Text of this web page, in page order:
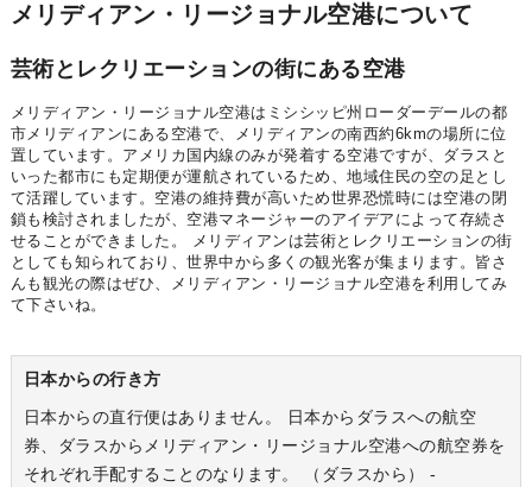
メリディアン・リージョナル空港について
芸術とレクリエーションの街にある空港
メリディアン・リージョナル空港はミシシッピ州ローダーデールの都
市メリディアンにある空港で、メリディアンの南西約6kmの場所に位
置しています。アメリカ国内線のみが発着する空港ですが、ダラスと
いった都市にも定期便が運航されているため、地域住民の空の足とし
て活躍しています。空港の維持費が高いため世界恐慌時には空港の閉
鎖も検討されましたが、空港マネージャーのアイデアによって存続さ
せることができました。 メリディアンは芸術とレクリエーションの街
としても知られており、世界中から多くの観光客が集まります。皆さ
んも観光の際はぜひ、メリディアン・リージョナル空港を利用してみ
て下さいね。
日本からの行き方
日本からの直行便はありません。 日本からダラスへの航空
券、ダラスからメリディアン・リージョナル空港への航空券を
それぞれ手配することのなります。 （ダラスから） -